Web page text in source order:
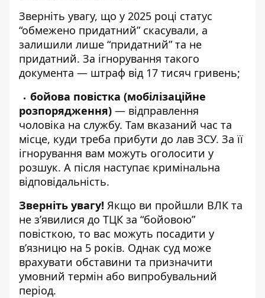
Зверніть увагу, що у 2025 році статус
“обмежено придатний” скасували, а
залишили лише “придатний” та не
придатний. За ігнорування такого
документа — штраф від 17 тисяч гривень;
бойова повістка (мобілізаційне
розпорядження) — відправлення
чоловіка на службу. Там вказаний час та
місце, куди треба прибути до лав ЗСУ. За її
ігнорування вам можуть оголосити у
розшук. А після наступає кримінальна
відповідальність.
Зверніть увагу! Якщо ви пройшли ВЛК та
не з’явилися до ТЦК за “бойовою”
повісткою, то вас можуть посадити у
в’язницю на 5 років. Однак суд може
врахувати обставини та призначити
умовний термін або випробувальний
період.